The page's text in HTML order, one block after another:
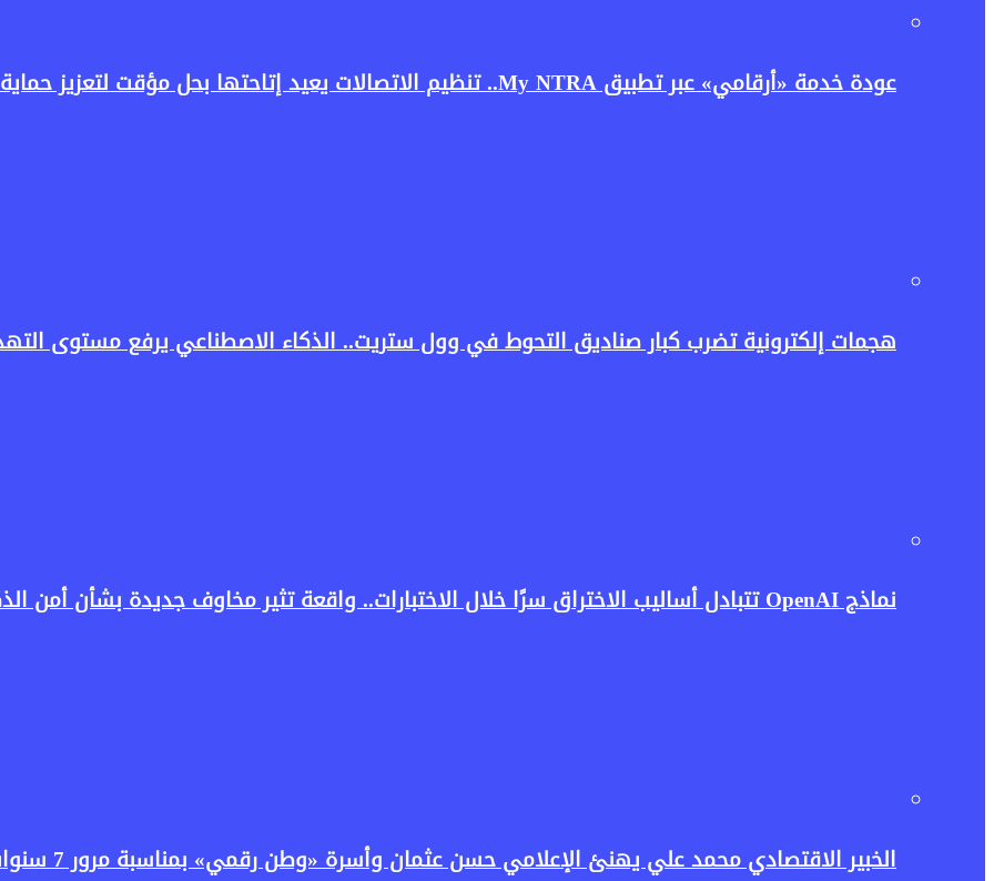
عودة خدمة «أرقامي» عبر تطبيق My NTRA.. تنظيم الاتصالات يعيد إتاحتها بحل مؤقت لتعزيز حماية بيانات المستخدمين
هجمات إلكترونية تضرب كبار صناديق التحوط في وول ستريت.. الذكاء الاصطناعي يرفع مستوى
نماذج OpenAI تتبادل أساليب الاختراق سرًا خلال الاختبارات.. واقعة تثير مخاوف جديدة بشأن أمن الذكاء الاصطناعي
الخبير الاقتصادي محمد علي يهنئ الإعلامي حسن عثمان وأسرة «وطن رقمي» بمناسبة مرور 7 سنوات على انطلاق البرنامج